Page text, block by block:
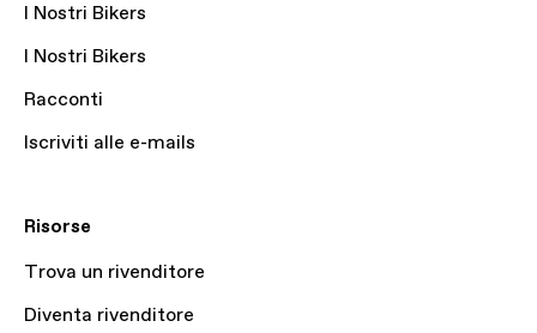
I Nostri Bikers
I Nostri Bikers
Racconti
Iscriviti alle e-mails
Risorse
Trova un rivenditore
Diventa rivenditore